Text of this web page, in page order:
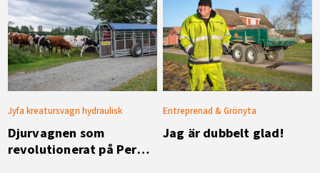
Jyfa kreatursvagn hydraulisk
Djurvagnen som
revolutionerat på Per
Entreprenad & Grönyta
Jag är dubbelt glad!